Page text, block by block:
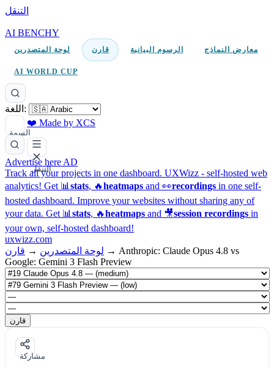
التنقل
AI BENCHY
لوحة المتصدرين قارن الرسوم البيانية معارض النماذج
AI WORLD CUP
اللغة:
السمة
❤️ Made by XCS
التنقل
Advertise here AD
Track all your projects in one dashboard. UXWizz - self-hosted web
analytics! Get 📊 stats, 🔥heatmaps and 👀recordings in one self-
hosted dashboard. Improve your websites without sharing any of
your data. Get 📊 stats, 🔥heatmaps and 🎥session recordings in
your own, self-hosted dashboard!
uxwizz.com
لوحة المتصدرين → قارن → Anthropic: Claude Opus 4.8 vs
Google: Gemini 3 Flash Preview
قارن
مشاركة